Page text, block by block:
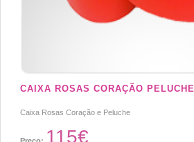
CAIXA ROSAS CORAÇÃO PELUCHE
Caixa Rosas Coração e Peluche
115€